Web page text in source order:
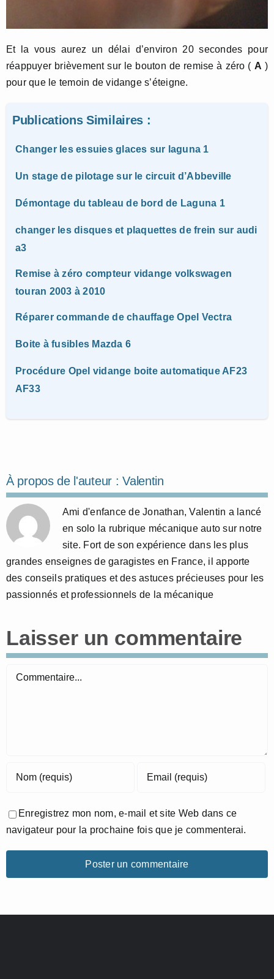
Et la vous aurez un délai d’environ 20 secondes pour
réappuyer brièvement sur le bouton de remise à zéro ( A )
pour que le temoin de vidange s’éteigne.
Publications Similaires :
Changer les essuies glaces sur laguna 1
Un stage de pilotage sur le circuit d’Abbeville
Démontage du tableau de bord de Laguna 1
changer les disques et plaquettes de frein sur audi
a3
Remise à zéro compteur vidange volkswagen
touran 2003 à 2010
Réparer commande de chauffage Opel Vectra
Boite à fusibles Mazda 6
Procédure Opel vidange boite automatique AF23
AF33
À propos de l'auteur :Valentin
Ami d'enfance de Jonathan, Valentin a lancé
en solo la rubrique mécanique auto sur notre
site. Fort de son expérience dans les plus
grandes enseignes de garagistes en France, il apporte
des conseils pratiques et des astuces précieuses pour les
passionnés et professionnels de la mécanique
Laisser un commentaire
Commentaire
Enregistrez mon nom, e-mail et site Web dans ce
navigateur pour la prochaine fois que je commenterai.